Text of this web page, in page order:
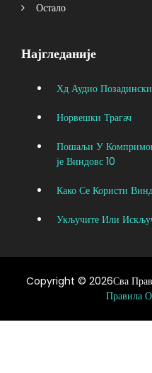
Остало
Најгледаније
Хд Аудио
Норвешки Трагач
Пошаљи У
Је Виндовс 10
Како Се Користи
Укључите Или
Copyright © 2026Сва
Правила